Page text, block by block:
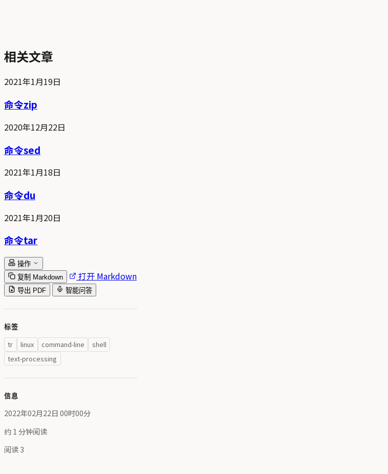
相关文章
2021年1月19日
命令zip
2020年12月22日
命令sed
2021年1月18日
命令du
2021年1月20日
命令tar
操作
复制 Markdown
打开 Markdown
导出 PDF 智能问答
标签
tr linux command-line
shell
text-processing
信息
2022年02月22日 00时00分
约 1 分钟阅读
阅读3